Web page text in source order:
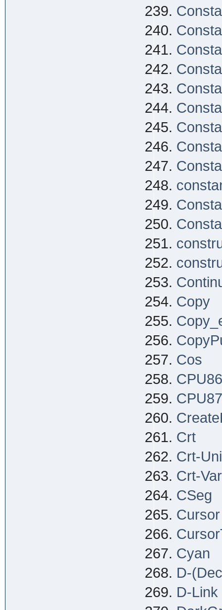
Copy
Cos
CPU86
CPU87
Crt
Crt-
Crt-
CSeg
Cursor
Cyan
D-
D-Link